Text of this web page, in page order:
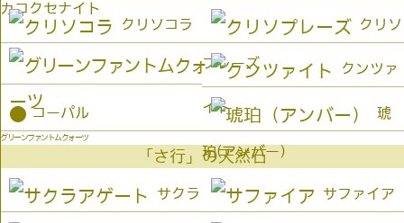
カコクセナイト
クリソコラ クリソ
プレーズ
グリーンファントムクォーツ
クンツァ
イト
● コーパル 琥
珀(アンバー）
「さ行」の天然石
サクラ サファイア